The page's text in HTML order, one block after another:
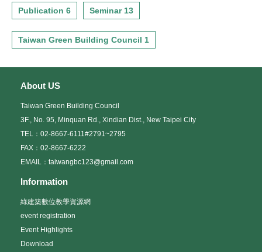
Publication 6 Seminar 13
Taiwan Green Building Council 1
About US
Taiwan Green Building Council
3F., No. 95, Minquan Rd., Xindian Dist., New Taipei City
TEL：02-8667-6111#2791~2795
FAX：02-8667-6222
EMAIL：taiwangbc123@gmail.com
Information
綠建築數位教學資源網
event registration
Event Highlights
Download